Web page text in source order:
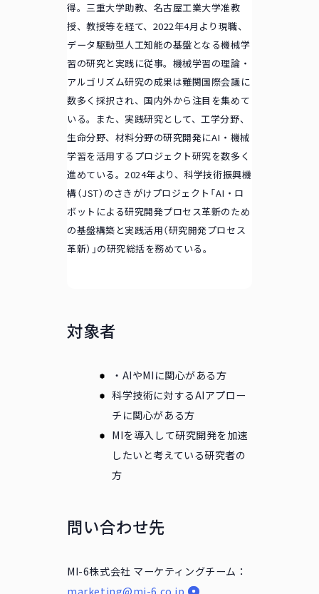
得。三重大学助教、名古屋工業大学准教
授、教授等を経て、2022年4月より現職、
データ駆動型人工知能の基盤となる機械学
習の研究と実践に従事。機械学習の理論・
アルゴリズム研究の成果は難関国際会議に
数多く採択され、国内外から注目を集めて
いる。また、実践研究として、工学分野、
生命分野、材料分野の研究開発にAI・機械
学習を活用するプロジェクト研究を数多く
進めている。2024年より、科学技術振興機
構（JST）のさきがけプロジェクト「AI・ロ
ボットによる研究開発プロセス革新のため
の基盤構築と実践活用（研究開発プロセス
革新）」の研究総括を務めている。
対象者
・AIやMIに関心がある方
科学技術に対するAIアプロー
チに関心がある方
MIを導入して研究開発を加速
したいと考えている研究者の
方
問い合わせ先
MI-6株式会社 マーケティングチーム：
marketing@mi-6.co.jp